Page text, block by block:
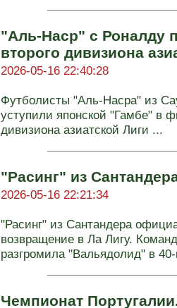
"Аль-Наср" с Роналду
второго дивизиона
2026-05-16 22:40:28
Футболисты "Аль-Насра" из
уступили японской "Гамбе" в
дивизиона азиатской Лиги ...
"Расинг" из
2026-05-16 22:21:34
"Расинг" из Сантандера
возвращение в Ла Лигу.
разгромила "Вальядолид" в
Чемпионат